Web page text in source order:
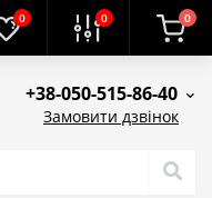
0 0 0
+38-050-515-86-40
Замовити дзвінок